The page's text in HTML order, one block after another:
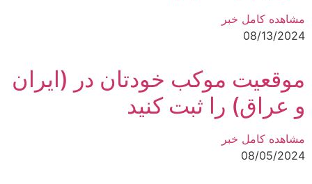
مشاهده کامل خبر
08/13/2024
موقعیت موکب خودتان در (ایران
و عراق) را ثبت کنید
مشاهده کامل خبر
08/05/2024